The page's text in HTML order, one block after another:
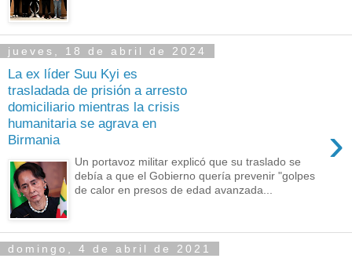
jueves, 18 de abril de 2024
La ex líder Suu Kyi es
trasladada de prisión a arresto
domiciliario mientras la crisis
humanitaria se agrava en
Birmania
›
Un portavoz militar explicó que su traslado se
debía a que el Gobierno quería prevenir "golpes
de calor en presos de edad avanzada...
domingo, 4 de abril de 2021